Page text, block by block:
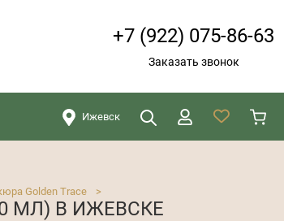
+7 (922) 075-86-63
Заказать звонок
Ижевск
Golden Trace >
МЛ) В ИЖЕВСКЕ